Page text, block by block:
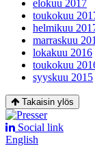
elokuu 2017
toukokuu
helmikuu
marraskuu
lokakuu 2016
toukokuu
syyskuu 2015
Takaisin ylös
Social link
English